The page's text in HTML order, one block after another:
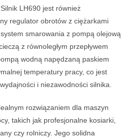
LH690 jest również
regulator obrotów z ciężarkami
smarowania z pompą olejową
z równoległym przepływem
wodną napędzaną paskiem
temperatury pracy, co jest
i niezawodności silnika.
rozwiązaniem dla maszyn
takich jak profesjonalne kosiarki,
czy rolniczy. Jego solidna